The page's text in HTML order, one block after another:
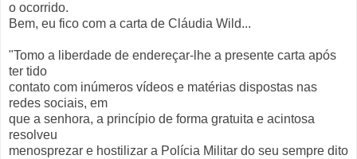
o ocorrido.
Bem, eu fico com a carta de Cláudia Wild...
"Tomo a liberdade de endereçar-lhe a presente carta após
ter tido
contato com inúmeros vídeos e matérias dispostas nas
redes sociais, em
que a senhora, a princípio de forma gratuita e acintosa
resolveu
menosprezar e hostilizar a Polícia Militar do seu sempre dito